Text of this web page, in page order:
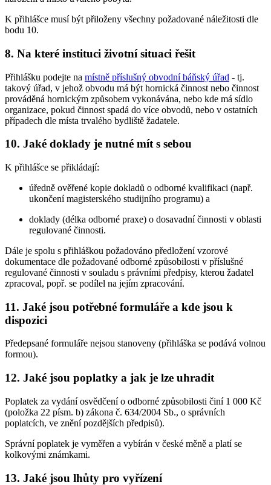
K přihlášce musí být přiloženy všechny požadované náležitosti dle
bodu 10.
8. Na které instituci životní situaci řešit
Přihlášku podejte na místně příslušný obvodní báňský úřad - tj.
takový úřad, v jehož obvodu má být hornická činnost nebo činnost
prováděná hornickým způsobem vykonávána, nebo kde má sídlo
organizace, pokud činnost spadá do více obvodů, nebo v ostatních
případech dle místa trvalého bydliště žadatele.
10. Jaké doklady je nutné mít s sebou
K přihlášce se přikládají:
úředně ověřené kopie dokladů o odborné kvalifikaci (např.
ukončení magisterského studijního programu) a
doklady (délka odborné praxe) o dosavadní činnosti v oblasti
regulované činnosti.
Dále je spolu s přihláškou požadováno předložení vzorové
dokumentace dle požadované odborné způsobilosti v příslušné
regulované činnosti v souladu s právními předpisy, kterou žadatel
zpracoval, popř. se podílel na jejím zpracování.
11. Jaké jsou potřebné formuláře a kde jsou k
dispozici
Předepsané formuláře nejsou stanoveny (přihláška se podává volnou
formou).
12. Jaké jsou poplatky a jak je lze uhradit
Poplatek za vydání osvědčení o odborné způsobilosti činí 1 000 Kč
(položka 22 písm. b) zákona č. 634/2004 Sb., o správních
poplatcích, ve znění pozdějších předpisů).
Správní poplatek je vyměřen a vybírán v české měně a platí se
kolkovými známkami.
13. Jaké jsou lhůty pro vyřízení